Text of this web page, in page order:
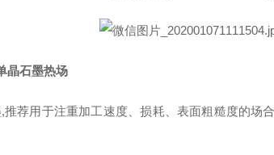
晶石墨热场
荐用于注重加工速度、损耗、表面粗糙度的场